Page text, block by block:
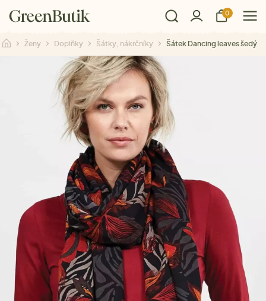
0
Ženy Doplňky Šátky, nákrčníky Šátek Dancing leaves šedý